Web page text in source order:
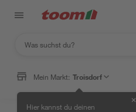
Mein Markt: Troisdorf
Hier kannst du deinen
✕